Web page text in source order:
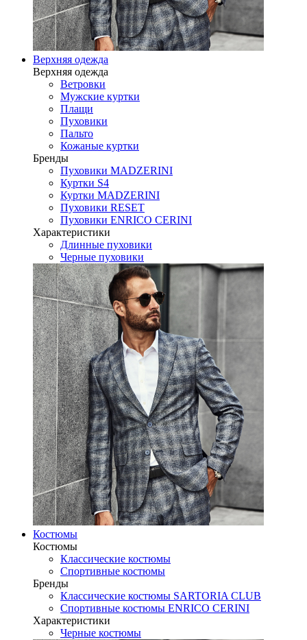
Верхняя одежда
Верхняя одежда
Ветровки
Мужские куртки
Плащи
Пуховики
Пальто
Кожаные куртки
Бренды
Пуховики MADZERINI
Куртки S4
Куртки MADZERINI
Пуховики RESET
Пуховики ENRICO CERINI
Характеристики
Длинные пуховики
Черные пуховики
Костюмы
Костюмы
Классические костюмы
Спортивные костюмы
Бренды
Классические костюмы SARTORIA CLUB
Спортивные костюмы ENRICO CERINI
Характеристики
Черные костюмы